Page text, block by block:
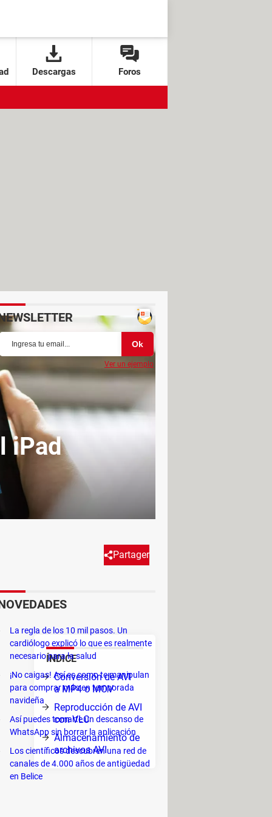
Descargas Foros
iPad
Partager
existen varias opciones
que tienes.
ÍNDICE
Conversión de AVI
a MP4 o MOV
Reproducción de AVI
con VLC
Almacenamiento de
archivos AVI
Ver un ejemplo
La regla de los 10 mil pasos. Un
cardiólogo explicó lo que es realmente
necesario para la salud
¡No caigas! Así es como te manipulan
para comprar más en temporada
navideña
Así puedes tomarte un descanso de
WhatsApp sin borrar la aplicación
Los científicos descubren una red de
canales de 4.000 años de antigüedad
en Belice